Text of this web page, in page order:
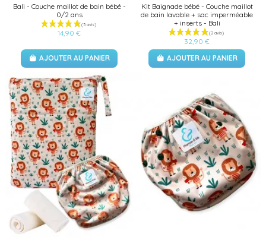
Bali - Couche maillot de bain bébé -
0/2 ans
14,90 €
AJOUTER AU PANIER
Kit Baignade bébé - Couche maillot
de bain lavable + sac imperméable
+ inserts - Bali
32,90 €
AJOUTER AU PANIER